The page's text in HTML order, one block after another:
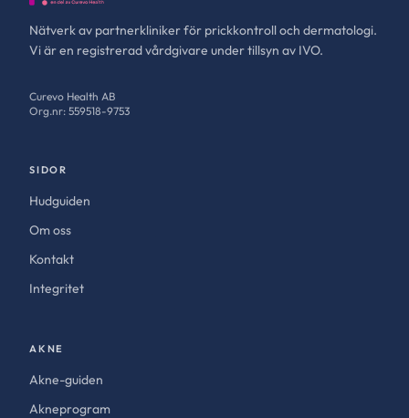
Nätverk av partnerkliniker för prickkontroll och dermatologi.
Vi är en registrerad vårdgivare under tillsyn av IVO.
Curevo Health AB
Org.nr: 559518-9753
SIDOR
Hudguiden
Om oss
Kontakt
Integritet
AKNE
Akne-guiden
Akneprogram